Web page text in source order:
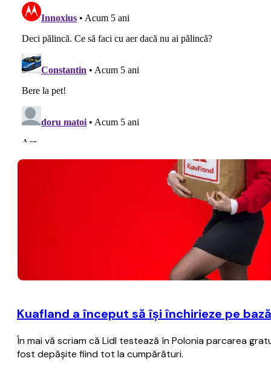
Kuafland a început să îşi închirieze pe
În mai vă scriam că Lidl testează în Polonia parcarea
fost depăşite fiind tot la cumpărături.